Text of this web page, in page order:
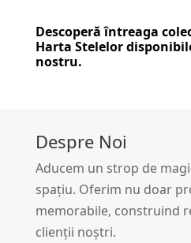
Descoperă întreaga
Harta Stelelor
nostru.
Despre Noi
Aducem un strop de
spațiu. Oferim nu doar
memorabile, construind
clienții noștri.